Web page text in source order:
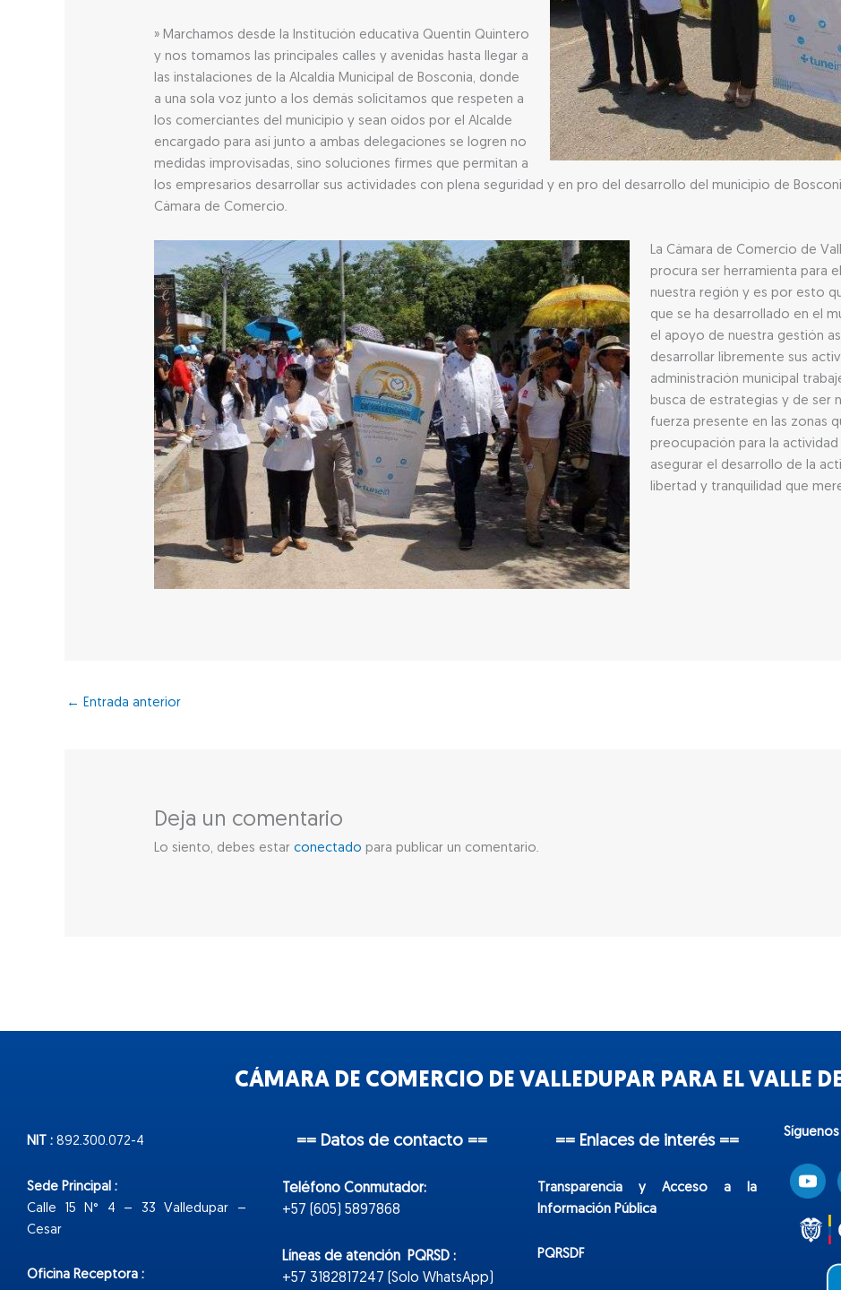
» Marchamos desde la Institución educativa Quentin Quintero
y nos tomamos las principales calles y avenidas hasta llegar a
las instalaciones de la Alcaldía Municipal de Bosconia, donde
a una sola voz junto a los demás solicitamos que respeten a
los comerciantes del municipio y sean oídos por el Alcalde
encargado para así junto a ambas delegaciones se logren no
medidas improvisadas, sino soluciones firmes que permitan a
los empresarios desarrollar sus actividades con plena seguridad y en pro del desarrollo del municipio de
Cámara de Comercio.
La Cámara de Comercio de
procura ser herramienta para
nuestra región y es por esto
que se ha desarrollado en el
el apoyo de nuestra gestión
desarrollar libremente sus
administración municipal
busca de estrategias y de ser
fuerza presente en las zonas
preocupación para la
asegurar el desarrollo de la
libertad y tranquilidad que
← Entrada anterior
Deja un comentario
Lo siento, debes estarconectado para publicar un comentario.
CÁMARA DE COMERCIO DE VALLEDUPAR PARA EL VALLE
NIT : 892.300.072-4
Sede Principal :
Calle 15 N° 4 – 33 Valledupar –
Cesar
Oficina Receptora :
== Datos de contacto ==
Teléfono Conmutador:
+57 (605) 5897868
Líneas de atención PQRSD :
+57 3182817247 (Solo WhatsApp)
== Enlaces de interés ==
Transparencia y Acceso a la
Información Pública
PQRSDF